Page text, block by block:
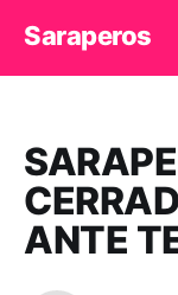
Saraperos
ANTE